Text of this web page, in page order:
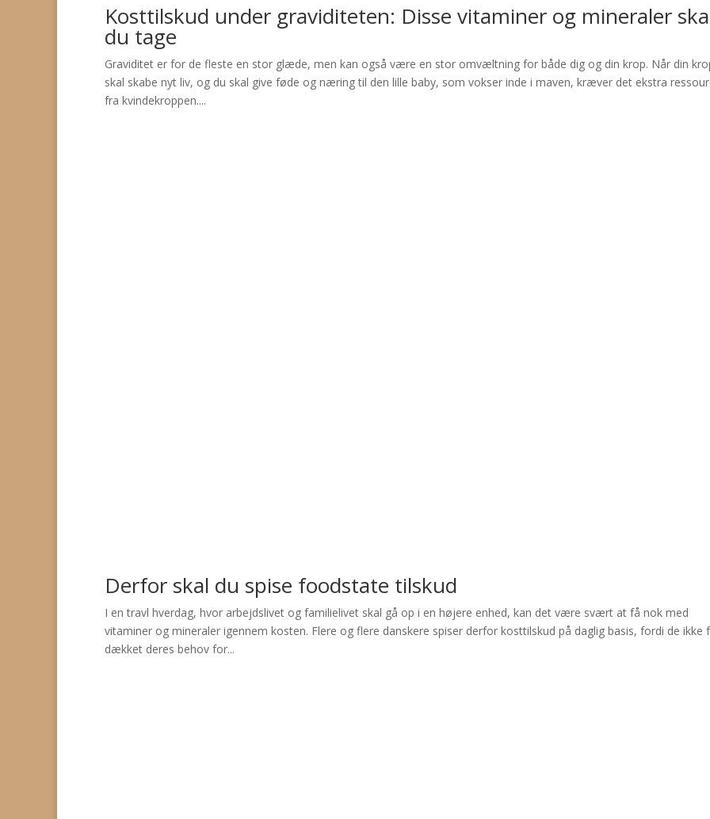
Kosttilskud under graviditeten: Disse vitaminer og mineraler
du tage
Graviditet er for de fleste en stor glæde, men kan også være en stor omvæltning for både dig og din krop. Når din
skal skabe nyt liv, og du skal give føde og næring til den lille baby, som vokser inde i maven, kræver det ekstra
fra kvindekroppen....
Derfor skal du spise foodstate tilskud
I en travl hverdag, hvor arbejdslivet og familielivet skal gå op i en højere enhed, kan det være svært at få nok med
vitaminer og mineraler igennem kosten. Flere og flere danskere spiser derfor kosttilskud på daglig basis, fordi de ikke
dækket deres behov for...